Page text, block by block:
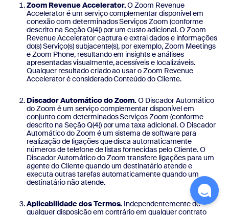
Zoom Revenue Accelerator.O Zoom Revenue
Accelerator é um serviço complementar disponível em
conexão com determinados Serviços Zoom (conforme
descrito na Seção Q(4)) por um custo adicional. O Zoom
Revenue Accelerator captura e extrai dados e informações
do(s) Serviço(s) subjacente(s), por exemplo, Zoom Meetings
e Zoom Phone, resultando em insights e análises
apresentadas visualmente, acessíveis e localizáveis.
Qualquer resultado criado ao usar o Zoom Revenue
Accelerator é considerado Conteúdo do Cliente.
Discador Automático do Zoom.O Discador Automático
do Zoom é um serviço complementar disponível em
conjunto com determinados Serviços Zoom (conforme
descrito na Seção Q(4)) por uma taxa adicional. O Discador
Automático do Zoom é um sistema de software para
realização de ligações que disca automaticamente
números de telefone de listas fornecidas pelo Cliente. O
Discador Automático do Zoom transfere ligações para um
agente do Cliente quando um destinatário atende e
executa outras tarefas automaticamente quando um
destinatário não atende.
Aplicabilidade dos Termos. Independentemente de
qualquer disposição em contrário em qualquer contrato